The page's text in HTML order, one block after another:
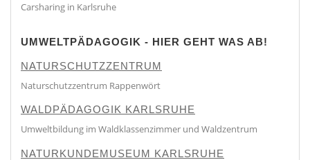
Carsharing in Karlsruhe
UMWELTPÄDAGOGIK - HIER GEHT WAS AB!
NATURSCHUTZZENTRUM
Naturschutzzentrum Rappenwört
WALDPÄDAGOGIK KARLSRUHE
Umweltbildung im Waldklassenzimmer und Waldzentrum
NATURKUNDEMUSEUM KARLSRUHE